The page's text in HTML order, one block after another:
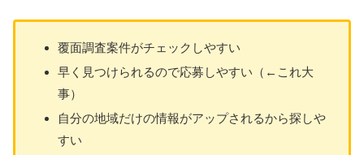
覆面調査案件がチェックしやすい
早く見つけられるので応募しやすい（←これ大
事）
自分の地域だけの情報がアップされるから探しや
すい